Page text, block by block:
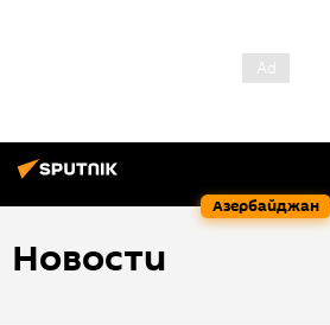
Азербайджан
Новости